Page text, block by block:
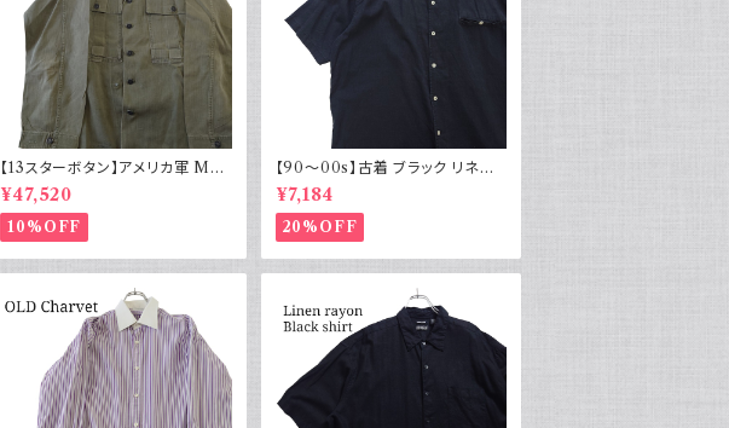
【13スターボタン】アメリカ軍 M43
HBT ジャケット パッチ 軍物 実物
¥47,520
10%OFF
【90～00s】古着 ブラック リネン
コットンシャツ 黒 ボックスシルエッ
ト
¥7,184
20%OFF